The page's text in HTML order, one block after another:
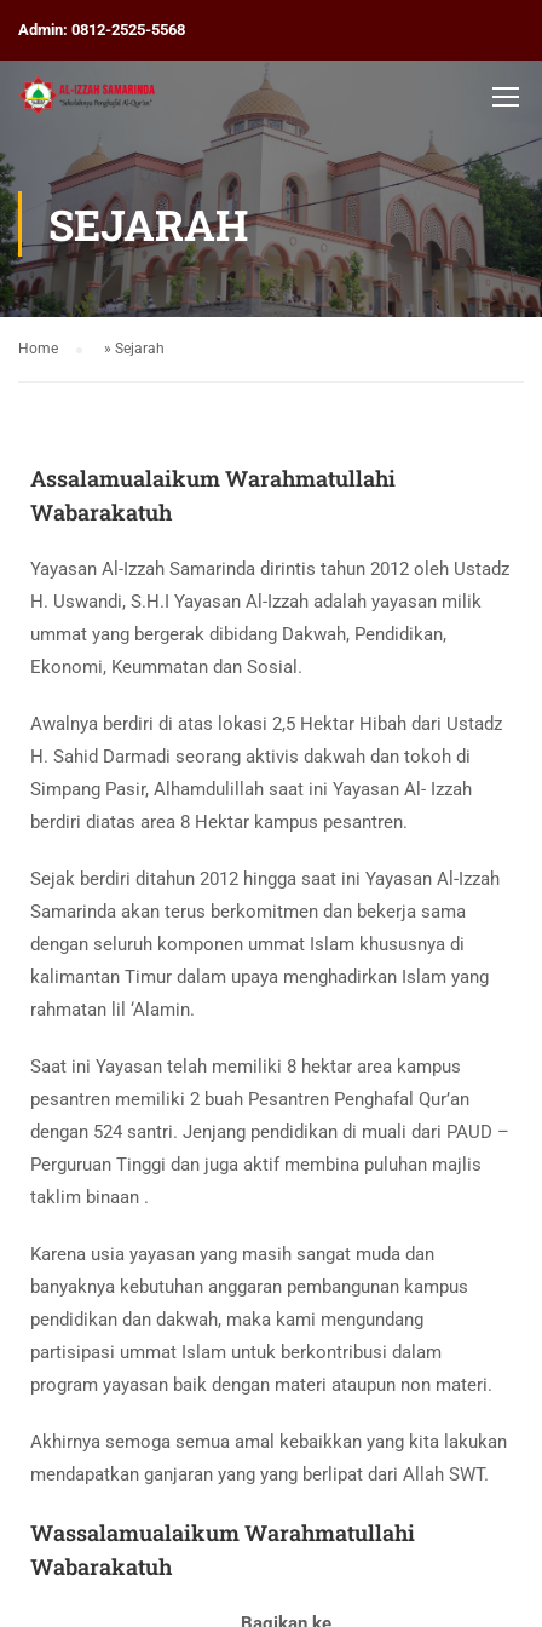
Admin: 0812-2525-5568
SEJARAH
Home » Sejarah
Assalamualaikum Warahmatullahi
Wabarakatuh
Yayasan Al-Izzah Samarinda dirintis tahun 2012 oleh Ustadz
H. Uswandi, S.H.I Yayasan Al-Izzah adalah yayasan milik
ummat yang bergerak dibidang Dakwah, Pendidikan,
Ekonomi, Keummatan dan Sosial.
Awalnya berdiri di atas lokasi 2,5 Hektar Hibah dari Ustadz
H. Sahid Darmadi seorang aktivis dakwah dan tokoh di
Simpang Pasir, Alhamdulillah saat ini Yayasan Al- Izzah
berdiri diatas area 8 Hektar kampus pesantren.
Sejak berdiri ditahun 2012 hingga saat ini Yayasan Al-Izzah
Samarinda akan terus berkomitmen dan bekerja sama
dengan seluruh komponen ummat Islam khususnya di
kalimantan Timur dalam upaya menghadirkan Islam yang
rahmatan lil ‘Alamin.
Saat ini Yayasan telah memiliki 8 hektar area kampus
pesantren memiliki 2 buah Pesantren Penghafal Qur’an
dengan 524 santri. Jenjang pendidikan di muali dari PAUD –
Perguruan Tinggi dan juga aktif membina puluhan majlis
taklim binaan .
Karena usia yayasan yang masih sangat muda dan
banyaknya kebutuhan anggaran pembangunan kampus
pendidikan dan dakwah, maka kami mengundang
partisipasi ummat Islam untuk berkontribusi dalam
program yayasan baik dengan materi ataupun non materi.
Akhirnya semoga semua amal kebaikkan yang kita lakukan
mendapatkan ganjaran yang yang berlipat dari Allah SWT.
Wassalamualaikum Warahmatullahi
Wabarakatuh